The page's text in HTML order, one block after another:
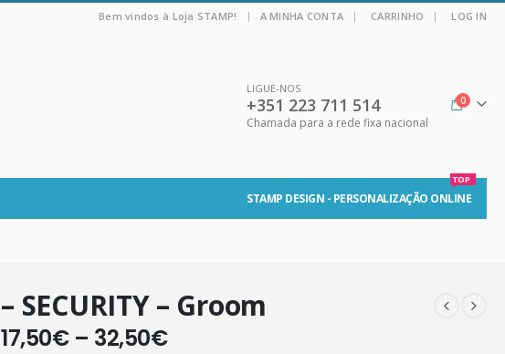
Bem vindos à Loja STAMP! | A MINHA CONTA CARRINHO LOG IN
LIGUE-NOS
+351 223 711 514
Chamada para a rede fixa nacional
0
STAMP DESIGN - PERSONALIZAÇÃO ONLINE
TOP
– SECURITY – Groom
17,50€– 32,50€